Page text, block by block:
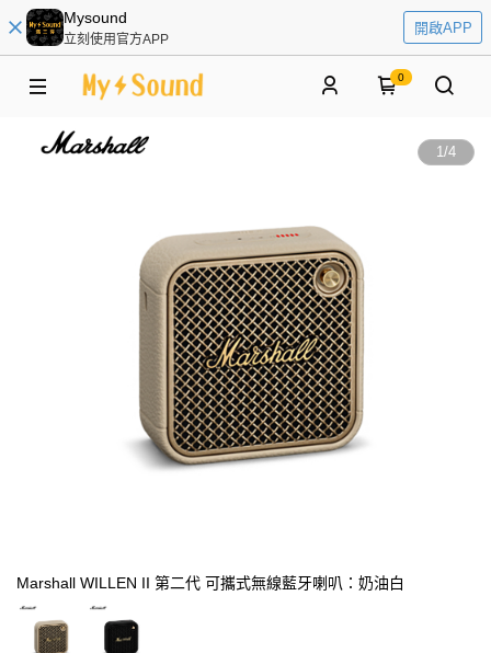
Mysound
立刻使用官方APP
開啟APP
0
1/4
Marshall WILLEN II 第二代 可攜式無線藍牙喇叭：奶油白